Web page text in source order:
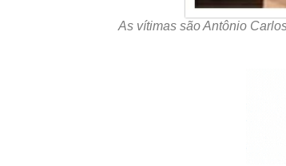
As vítimas são Antônio